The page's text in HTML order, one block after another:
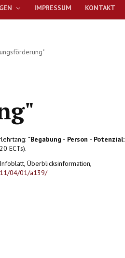
IMPRESSUM KONTAKT
"Begabung - Person - Potenzial:
ECTs).
Überblicksinformation,
04/01/a139/